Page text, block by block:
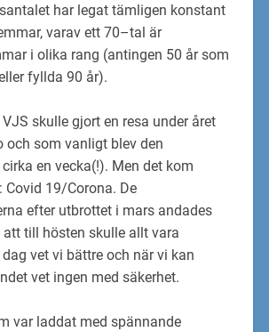
har legat tämligen konstant
varav ett 70–tal är
i olika rang (antingen 50 år som
fyllda 90 år).
skulle gjort en resa under året
och som vanligt blev den
en vecka(!). Men det kom
Covid 19/Corona. De
efter utbrottet i mars andades
till hösten skulle allt vara
vet vi bättre och när vi kan
vet ingen med säkerhet.
var laddat med spännande